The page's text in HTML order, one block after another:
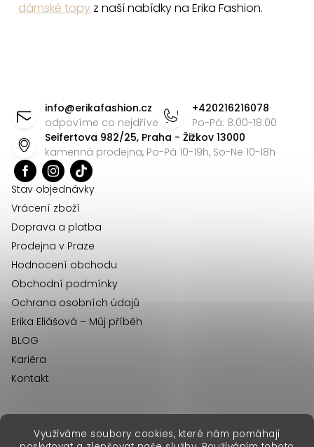
Využíváme soubory cookies, které nám pomáhají
dámské topy z naší nabídky na Erika Fashion.
info@erikafashion.cz
odpovíme co nejdříve
+420216216078
Po-Pá: 8:00-18:00
Seifertova 982/25, Praha - Žižkov 13000
kamenná prodejna, Po-Pá 10-19h, So-Ne 10-18h
Stav objednávky
Vrácení zboží
Doprava a platba
Prodejna v Praze
Hodnocení obchodu
Obchodní podmínky
Ochrana osobních údajů
Erika Eliášová – Můj příběh
BLOG
Kariéra
Kontakt
erikafashion.sk